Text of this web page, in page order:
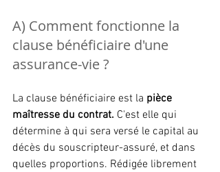
A) Comment fonctionne la
clause bénéficiaire d'une
assurance-vie ?
La clause bénéficiaire est la pièce
maîtresse du contrat. C'est elle qui
détermine à qui sera versé le capital au
décès du souscripteur-assuré, et dans
quelles proportions. Rédigée librement